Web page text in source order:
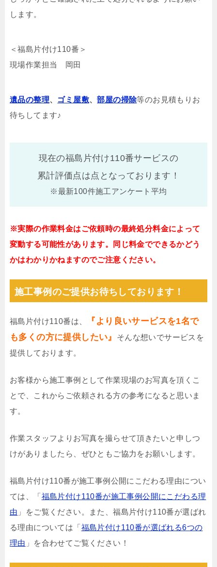
します。
＜福島片付け110番＞
現場作業担当 岡田
遺品の整理、 ゴミ屋敷、部屋の掃除等のお見積もりお
待ちしてます♪
現在の福島片付け110番サービスの
累計評価点は点となっております！
※最新100件施工アンケート平均
※実際の作業料金はご依頼時の最終処分料金によって
変動する可能性があります。同じ料金でできるかどう
かはわかりかねますのでご注意ください。
施工事例のご提供お待ちしております！
福島片付け110番は、
『より良いサービスを1名で
も多くの方に提供したい』
そんな想いでサービスを
提供しております。
お客様から施工事例として作業現場のお写真を頂くこ
とで、これからご依頼される方の参考になると思いま
す。
作業スタッフよりお写真を撮らせて頂きたいと申しつ
けがありましたら、ぜひともご協力をお願いします。
福島片付け110番が施工事例公開にこだわる理由につい
ては、「 福島片付け110番が施工事例公開にこだわる理
由 」をご覧ください。また、福島片付け110番が選ばれ
る理由については「 福島片付け110番が選ばれる6つの
理由 」を合わせてご覧ください！